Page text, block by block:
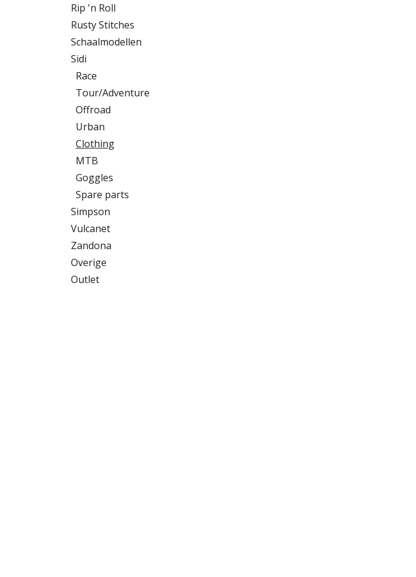
Rip 'n Roll
Rusty Stitches
Schaalmodellen
Sidi
Race
Tour/Adventure
Offroad
Urban
Clothing
MTB
Goggles
Spare parts
Simpson
Vulcanet
Zandona
Overige
Outlet